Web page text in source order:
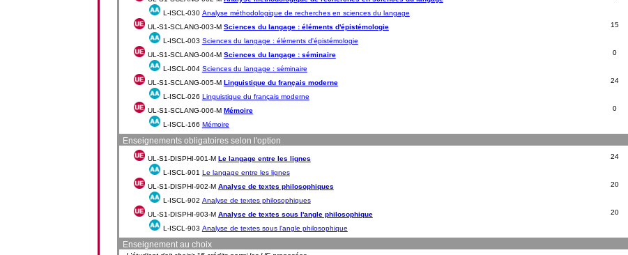
L-ISCL-030 Analyse méthodologique de recherches en sciences du langage
UL-S1-SCLANG-003-M Sciences du langage : éléments d'épistémologie 15
L-ISCL-003 Sciences du langage : éléments d'épistémologie
UL-S1-SCLANG-004-M Sciences du langage : séminaire 0
L-ISCL-004 Sciences du langage : séminaire
UL-S1-SCLANG-005-M Linguistique du français moderne 24
L-ISCL-026 Linguistique du français moderne
UL-S1-SCLANG-006-M Mémoire 0
L-ISCL-166 Mémoire
Enseignements obligatoires selon l'option
UL-S1-DISPHI-901-M Le langage entre les lignes 24
L-ISCL-901 Le langage entre les lignes
UL-S1-DISPHI-902-M Analyse de textes philosophiques 20
L-ISCL-902 Analyse de textes philosophiques
UL-S1-DISPHI-903-M Analyse de textes sous l'angle philosophique 20
L-ISCL-903 Analyse de textes sous l'angle philosophique
Enseignement au choix